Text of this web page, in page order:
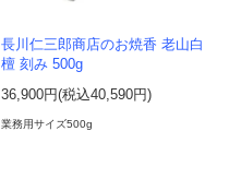
長川仁三郎商店のお焼香 老山白
檀 刻み 500g
36,900円(税込40,590円)
業務用サイズ500g